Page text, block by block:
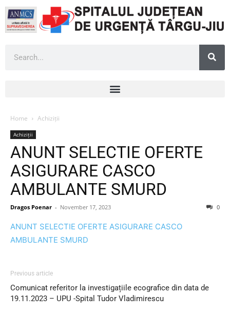
Home Achiziții
Achiziții
ANUNT SELECTIE OFERTE
ASIGURARE CASCO
AMBULANTE SMURD
Dragos Poenar - November 17, 2023 0
ANUNT SELECTIE OFERTE ASIGURARE CASCO
AMBULANTE SMURD
Previous article
Comunicat referitor la investigațiile ecografice din data de
19.11.2023 – UPU -Spital Tudor Vladimirescu